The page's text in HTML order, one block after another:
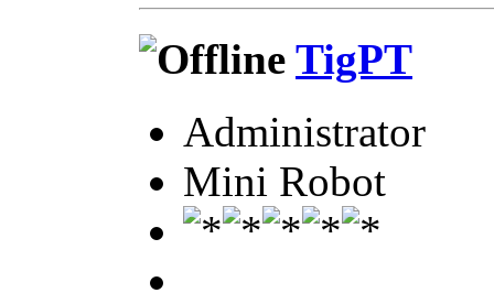
TigPT
Administrator
Mini Robot